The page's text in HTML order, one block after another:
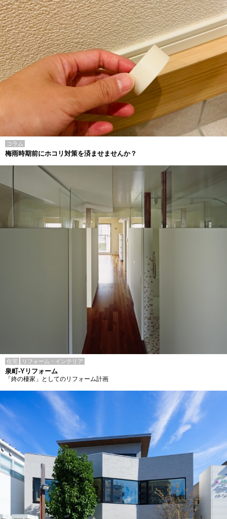
コラム
梅雨時期前にホコリ対策を済ませませんか？
住宅 リフォーム・インテリア
泉町-Yリフォーム
「終の棲家」としてのリフォーム計画